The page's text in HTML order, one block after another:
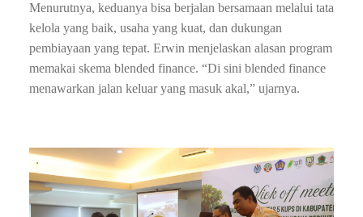
Menurutnya, keduanya bisa berjalan bersamaan melalui tata
kelola yang baik, usaha yang kuat, dan dukungan
pembiayaan yang tepat. Erwin menjelaskan alasan program
memakai skema blended finance. “Di sini blended finance
menawarkan jalan keluar yang masuk akal,” ujarnya.